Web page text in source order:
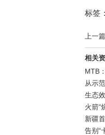
标签
上一
相关
MTB
从示
生态
火箭“
新疆
告别“